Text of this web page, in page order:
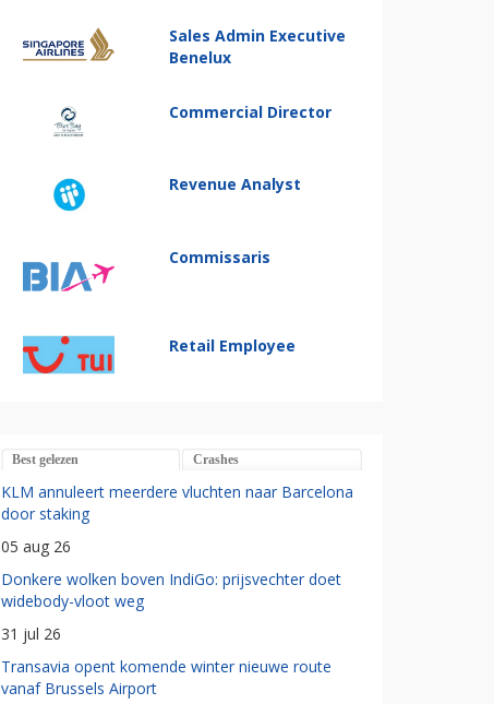
Sales Admin Executive
Benelux
Commercial Director
Revenue Analyst
Commissaris
Retail Employee
Best gelezen Crashes
KLM annuleert meerdere vluchten naar Barcelona
door staking
05 aug 26
Donkere wolken boven IndiGo: prijsvechter doet
widebody-vloot weg
31 jul 26
Transavia opent komende winter nieuwe route
vanaf Brussels Airport